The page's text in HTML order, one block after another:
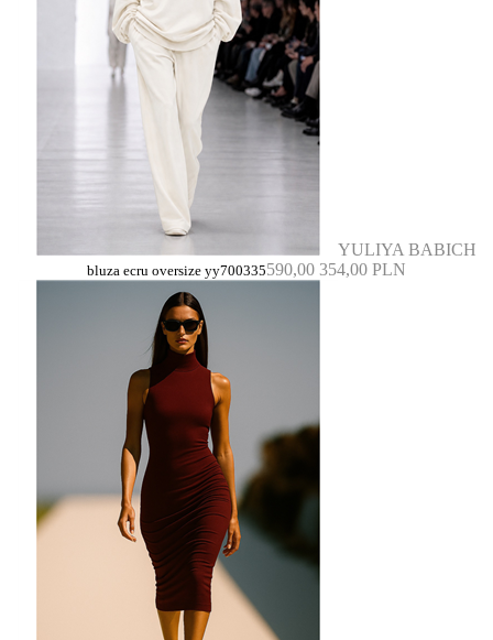
YULIYA BABICH
bluza ecru oversize yy700335590,00 354,00 PLN